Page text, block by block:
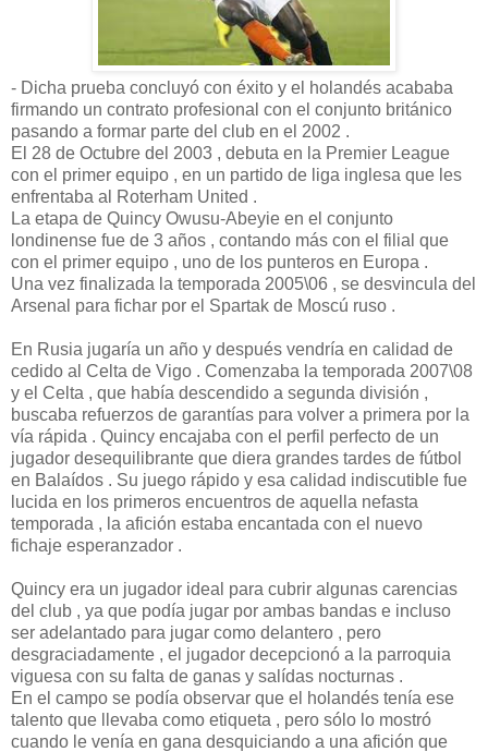
- Dicha prueba concluyó con éxito y el holandés acababa
firmando un contrato profesional con el conjunto británico
pasando a formar parte del club en el 2002 .
El 28 de Octubre del 2003 , debuta en la Premier League
con el primer equipo , en un partido de liga inglesa que les
enfrentaba al Roterham United .
La etapa de Quincy Owusu-Abeyie en el conjunto
londinense fue de 3 años , contando más con el filial que
con el primer equipo , uno de los punteros en Europa .
Una vez finalizada la temporada 2005\06 , se desvincula del
Arsenal para fichar por el Spartak de Moscú ruso .
En Rusia jugaría un año y después vendría en calidad de
cedido al Celta de Vigo . Comenzaba la temporada 2007\08
y el Celta , que había descendido a segunda división ,
buscaba refuerzos de garantías para volver a primera por la
vía rápida . Quincy encajaba con el perfil perfecto de un
jugador desequilibrante que diera grandes tardes de fútbol
en Balaídos . Su juego rápido y esa calidad indiscutible fue
lucida en los primeros encuentros de aquella nefasta
temporada , la afición estaba encantada con el nuevo
fichaje esperanzador .
Quincy era un jugador ideal para cubrir algunas carencias
del club , ya que podía jugar por ambas bandas e incluso
ser adelantado para jugar como delantero , pero
desgraciadamente , el jugador decepcionó a la parroquia
viguesa con su falta de ganas y salídas nocturnas .
En el campo se podía observar que el holandés tenía ese
talento que llevaba como etiqueta , pero sólo lo mostró
cuando le venía en gana desquiciando a una afición que